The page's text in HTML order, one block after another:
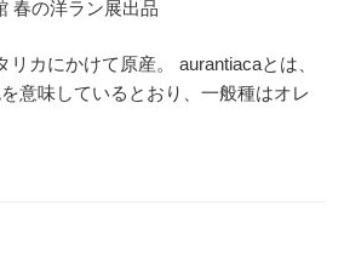
春の洋ラン展出品
カにかけて原産。 aurantiacaとは、
意味しているとおり、一般種はオレ